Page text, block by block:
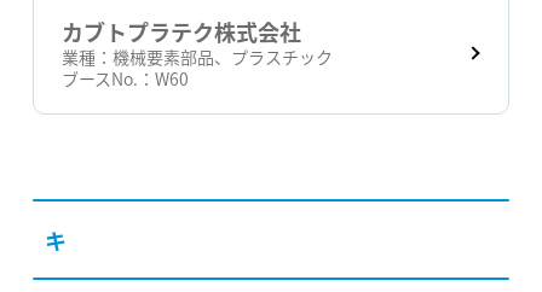
カブトプラテク株式会社
業種：機械要素部品、プラスチック
ブースNo.：W60
キ